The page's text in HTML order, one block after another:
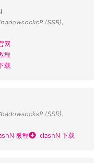
(SSR),
网
程
载
(SSR),
教程 clashN 下载